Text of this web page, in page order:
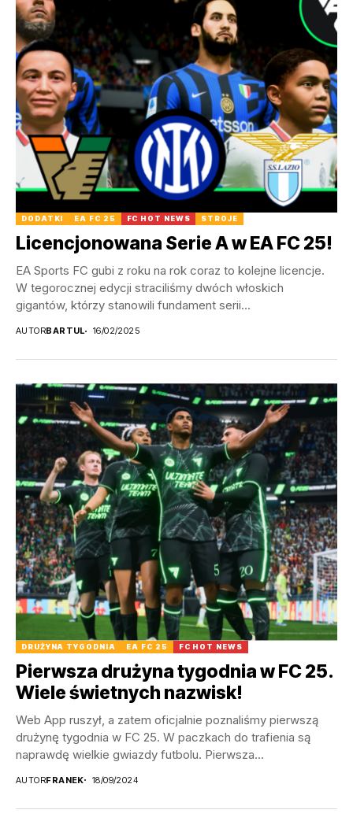
DODATKI EA FC 25 FC HOT NEWS STROJE
Licencjonowana Serie A w EA FC 25!
EA Sports FC gubi z roku na rok coraz to kolejne licencje.
W tegorocznej edycji straciliśmy dwóch włoskich
gigantów, którzy stanowili fundament serii...
AUTORBARTUL 16/02/2025
DRUŻYNA TYGODNIA EA FC 25 FC HOT NEWS
Pierwsza drużyna tygodnia w FC 25.
Wiele świetnych nazwisk!
Web App ruszył, a zatem oficjalnie poznaliśmy pierwszą
drużynę tygodnia w FC 25. W paczkach do trafienia są
naprawdę wielkie gwiazdy futbolu. Pierwsza...
AUTORFRANEK 18/09/2024